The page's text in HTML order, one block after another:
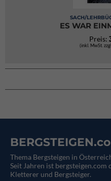
SACH/
ES WAR
Preis:
(inkl. MwSt.
Thema Bergsteigen in
Seit Jahren ist
Kletterer und Bergsteiger.